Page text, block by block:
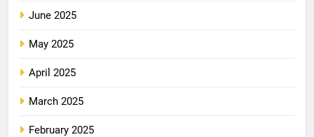
June 2025
May 2025
April 2025
March 2025
February 2025